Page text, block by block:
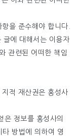
을 준수해야 합니다.
글에 대해서는 이용자
관련된 어떠한 책임
적 재산권은 홍성사
은 정보를 홍성사의
방법에 의하여 영